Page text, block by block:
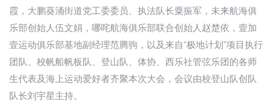
霞，大鹏葵涌街道党工委委员、执法队长粟振军，未来航海俱
乐部创始人伍文娟，哪咤航海俱乐部联合创始人赵楚依，壹加
壹运动俱乐部基地副经理范腾驹，以及来自“极地计划”项目执行
团队、校帆船帆板队、登山队、体协、西乐社管弦乐团的各师
生代表及海上运动爱好者齐聚本次大会，会议由校登山队创队
队长刘宇星主持。